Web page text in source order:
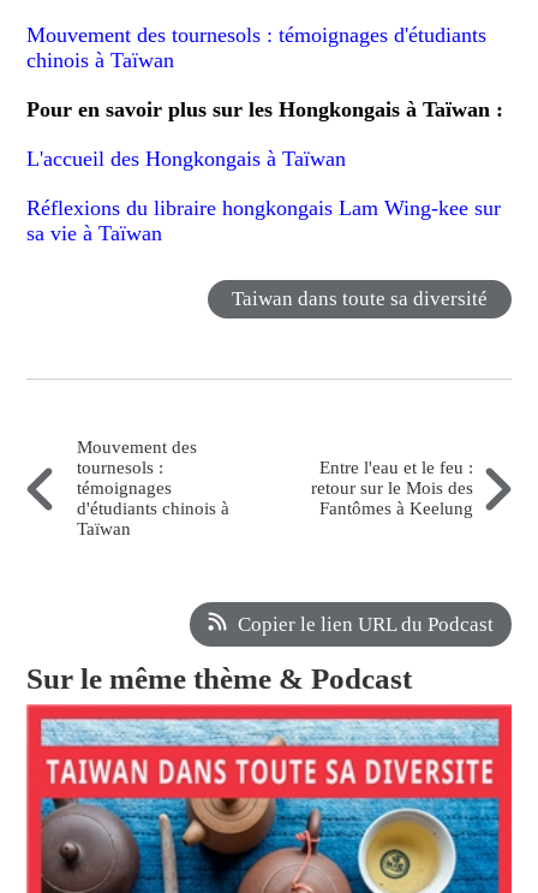
Mouvement des tournesols : témoignages d'étudiants
chinois à Taïwan
Pour en savoir plus sur les Hongkongais à Taïwan :
L'accueil des Hongkongais à Taïwan
Réflexions du libraire hongkongais Lam Wing-kee sur
sa vie à Taïwan
Taiwan dans toute sa diversité
Mouvement des
tournesols :
témoignages
d'étudiants chinois à
Taïwan
Entre l'eau et le feu :
retour sur le Mois des
Fantômes à Keelung
Copier le lien URL du Podcast
Sur le même thème & Podcast